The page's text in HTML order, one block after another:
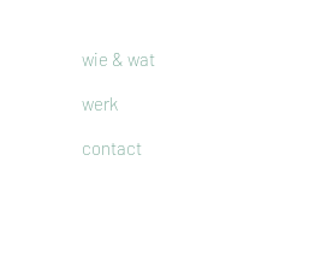
wie & wat
werk
contact